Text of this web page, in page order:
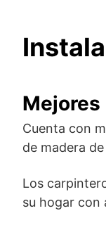
Mejores
Cuenta con
de madera
Los
su hogar con